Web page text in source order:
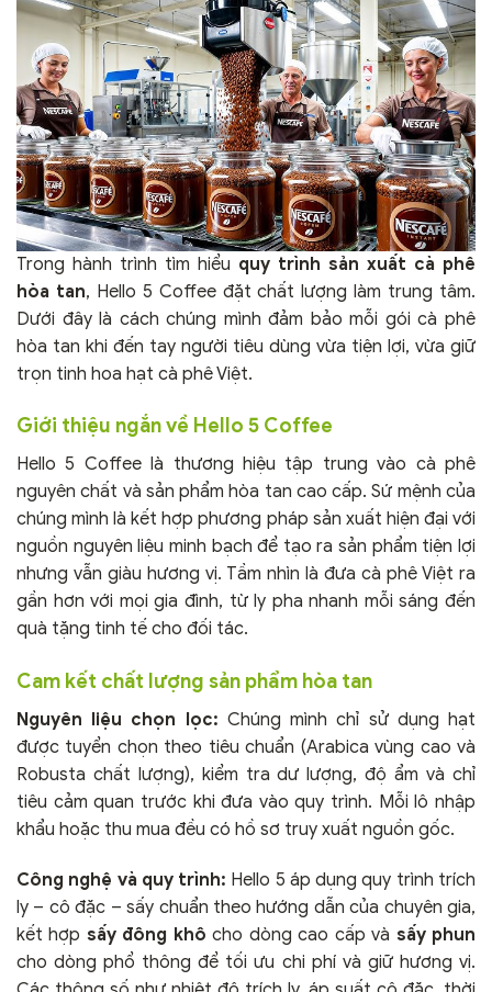
Trong hành trình tìm hiểu quy trình sản xuất cà phê
hòa tan, Hello 5 Coffee đặt chất lượng làm trung tâm.
Dưới đây là cách chúng mình đảm bảo mỗi gói cà phê
hòa tan khi đến tay người tiêu dùng vừa tiện lợi, vừa giữ
trọn tinh hoa hạt cà phê Việt.
Giới thiệu ngắn về Hello 5 Coffee
Hello 5 Coffee là thương hiệu tập trung vào cà phê
nguyên chất và sản phẩm hòa tan cao cấp. Sứ mệnh của
chúng mình là kết hợp phương pháp sản xuất hiện đại với
nguồn nguyên liệu minh bạch để tạo ra sản phẩm tiện lợi
nhưng vẫn giàu hương vị. Tầm nhìn là đưa cà phê Việt ra
gần hơn với mọi gia đình, từ ly pha nhanh mỗi sáng đến
quà tặng tinh tế cho đối tác.
Cam kết chất lượng sản phẩm hòa tan
Nguyên liệu chọn lọc: Chúng mình chỉ sử dụng hạt
được tuyển chọn theo tiêu chuẩn (Arabica vùng cao và
Robusta chất lượng), kiểm tra dư lượng, độ ẩm và chỉ
tiêu cảm quan trước khi đưa vào quy trình. Mỗi lô nhập
khẩu hoặc thu mua đều có hồ sơ truy xuất nguồn gốc.
Công nghệ và quy trình: Hello 5 áp dụng quy trình trích
ly – cô đặc – sấy chuẩn theo hướng dẫn của chuyên gia,
kết hợp sấy đông khô cho dòng cao cấp và sấy phun
cho dòng phổ thông để tối ưu chi phí và giữ hương vị.